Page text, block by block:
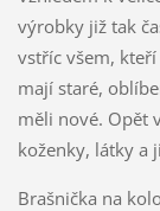
výrobky již tak
vstříc všem,
mají staré,
měli nové. Opět
koženky, látky a
Brašnička na